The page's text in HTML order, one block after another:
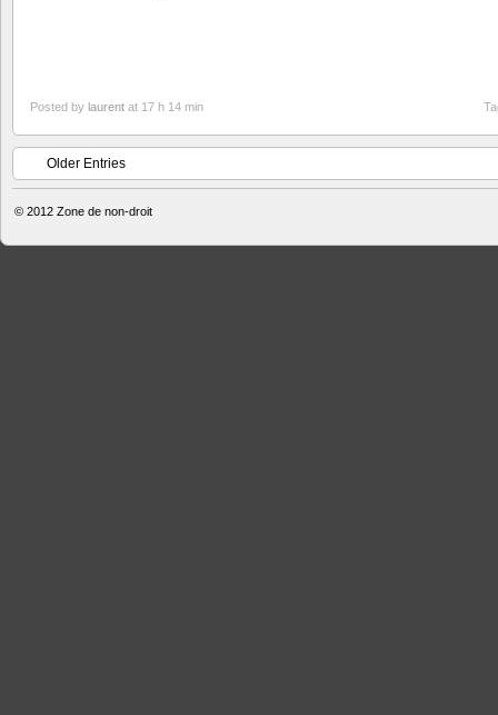
Posted by laurent at 17 h 14 min
Older Entries
© 2012 Zone de non-droit